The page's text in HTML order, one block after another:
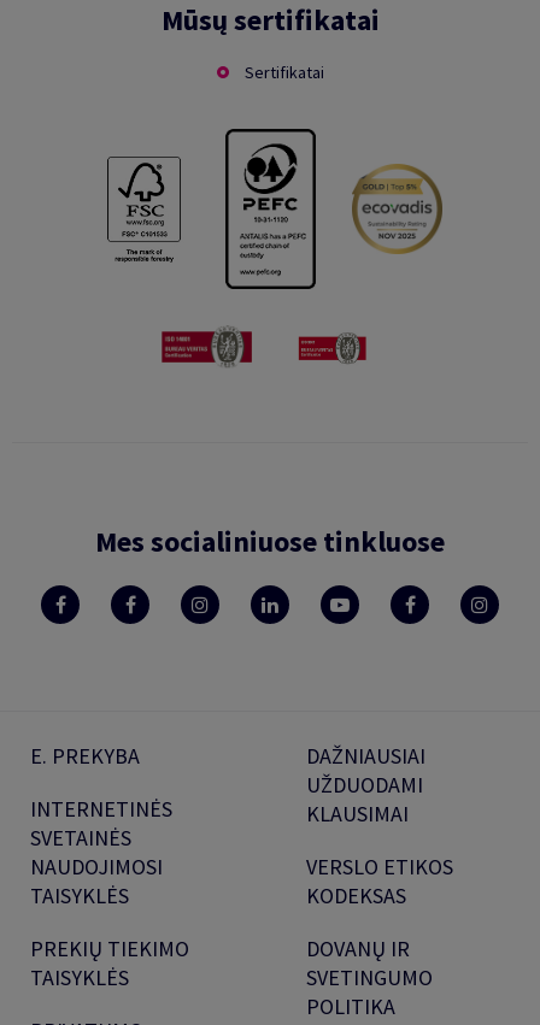
Mūsų sertifikatai
Sertifikatai
Mes socialiniuose tinkluose
E. PREKYBA
INTERNETINĖS
SVETAINĖS
NAUDOJIMOSI
TAISYKLĖS
PREKIŲ TIEKIMO
TAISYKLĖS
DAŽNIAUSIAI
UŽDUODAMI
KLAUSIMAI
VERSLO ETIKOS
KODEKSAS
DOVANŲ IR
SVETINGUMO
POLITIKA